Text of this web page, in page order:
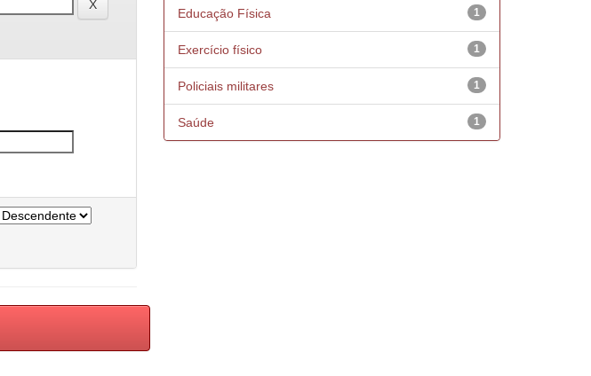
1
Educação Física
1
Exercício físico
1
Policiais militares
1
Saúde